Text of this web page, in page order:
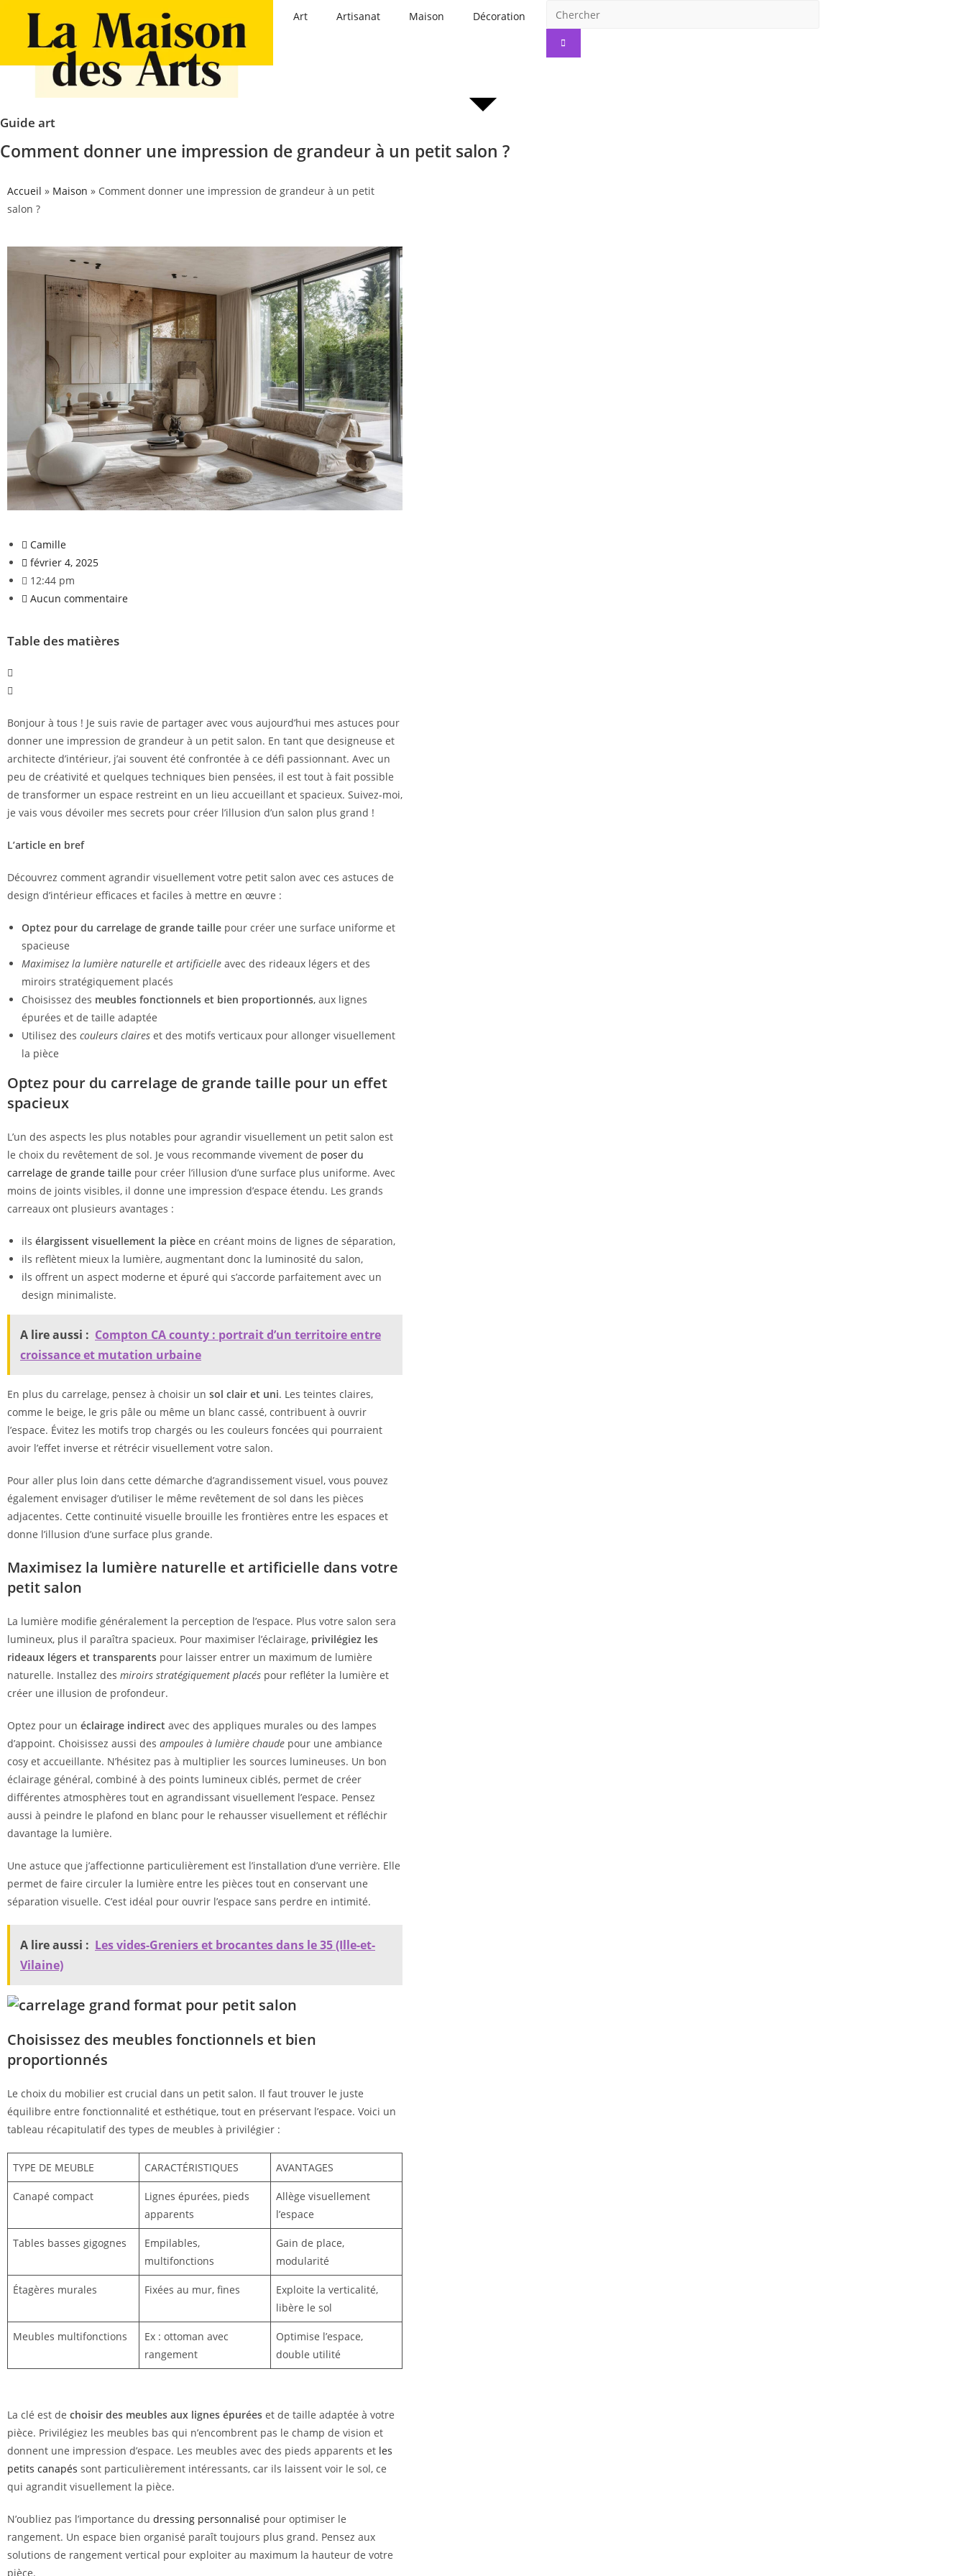
Art Artisanat Maison Décoration
Guide art
Comment donner une impression de grandeur à un petit salon ?
Accueil » Maison » Comment donner une impression de grandeur à un petit
salon ?
Camille
février 4, 2025
12:44 pm
Aucun commentaire
Table des matières
Bonjour à tous ! Je suis ravie de partager avec vous aujourd’hui mes astuces pour
donner une impression de grandeur à un petit salon. En tant que designeuse et
architecte d’intérieur, j’ai souvent été confrontée à ce défi passionnant. Avec un
peu de créativité et quelques techniques bien pensées, il est tout à fait possible
de transformer un espace restreint en un lieu accueillant et spacieux. Suivez-moi,
je vais vous dévoiler mes secrets pour créer l’illusion d’un salon plus grand !
L’article en bref
Découvrez comment agrandir visuellement votre petit salon avec ces astuces de
design d’intérieur efficaces et faciles à mettre en œuvre :
Optez pour du carrelage de grande taille pour créer une surface uniforme et
spacieuse
Maximisez la lumière naturelle et artificielle avec des rideaux légers et des
miroirs stratégiquement placés
Choisissez des meubles fonctionnels et bien proportionnés, aux lignes
épurées et de taille adaptée
Utilisez des couleurs claires et des motifs verticaux pour allonger visuellement
la pièce
Optez pour du carrelage de grande taille pour un effet
spacieux
L’un des aspects les plus notables pour agrandir visuellement un petit salon est
le choix du revêtement de sol. Je vous recommande vivement de poser du
carrelage de grande taille pour créer l’illusion d’une surface plus uniforme. Avec
moins de joints visibles, il donne une impression d’espace étendu. Les grands
carreaux ont plusieurs avantages :
ils élargissent visuellement la pièce en créant moins de lignes de séparation,
ils reflètent mieux la lumière, augmentant donc la luminosité du salon,
ils offrent un aspect moderne et épuré qui s’accorde parfaitement avec un
design minimaliste.
A lire aussi : Compton CA county : portrait d’un territoire entre
croissance et mutation urbaine
En plus du carrelage, pensez à choisir un sol clair et uni. Les teintes claires,
comme le beige, le gris pâle ou même un blanc cassé, contribuent à ouvrir
l’espace. Évitez les motifs trop chargés ou les couleurs foncées qui pourraient
avoir l’effet inverse et rétrécir visuellement votre salon.
Pour aller plus loin dans cette démarche d’agrandissement visuel, vous pouvez
également envisager d’utiliser le même revêtement de sol dans les pièces
adjacentes. Cette continuité visuelle brouille les frontières entre les espaces et
donne l’illusion d’une surface plus grande.
Maximisez la lumière naturelle et artificielle dans votre
petit salon
La lumière modifie généralement la perception de l’espace. Plus votre salon sera
lumineux, plus il paraîtra spacieux. Pour maximiser l’éclairage, privilégiez les
rideaux légers et transparents pour laisser entrer un maximum de lumière
naturelle. Installez des miroirs stratégiquement placés pour refléter la lumière et
créer une illusion de profondeur.
Optez pour un éclairage indirect avec des appliques murales ou des lampes
d’appoint. Choisissez aussi des ampoules à lumière chaude pour une ambiance
cosy et accueillante. N’hésitez pas à multiplier les sources lumineuses. Un bon
éclairage général, combiné à des points lumineux ciblés, permet de créer
différentes atmosphères tout en agrandissant visuellement l’espace. Pensez
aussi à peindre le plafond en blanc pour le rehausser visuellement et réfléchir
davantage la lumière.
Une astuce que j’affectionne particulièrement est l’installation d’une verrière. Elle
permet de faire circuler la lumière entre les pièces tout en conservant une
séparation visuelle. C’est idéal pour ouvrir l’espace sans perdre en intimité.
A lire aussi : Les vides-Greniers et brocantes dans le 35 (Ille-et-
Vilaine)
Choisissez des meubles fonctionnels et bien
proportionnés
Le choix du mobilier est crucial dans un petit salon. Il faut trouver le juste
équilibre entre fonctionnalité et esthétique, tout en préservant l’espace. Voici un
tableau récapitulatif des types de meubles à privilégier :
TYPE DE MEUBLE CARACTÉRISTIQUES AVANTAGES
Canapé compact
Lignes épurées, pieds
apparents
Allège visuellement
l’espace
Tables basses gigognes
Empilables,
multifonctions
Gain de place,
modularité
Étagères murales Fixées au mur, fines
Exploite la verticalité,
libère le sol
Meubles multifonctions
Ex : ottoman avec
rangement
Optimise l’espace,
double utilité
La clé est de choisir des meubles aux lignes épurées et de taille adaptée à votre
pièce. Privilégiez les meubles bas qui n’encombrent pas le champ de vision et
donnent une impression d’espace. Les meubles avec des pieds apparents et les
petits canapés sont particulièrement intéressants, car ils laissent voir le sol, ce
qui agrandit visuellement la pièce.
N’oubliez pas l’importance du dressing personnalisé pour optimiser le
rangement. Un espace bien organisé paraît toujours plus grand. Pensez aux
solutions de rangement vertical pour exploiter au maximum la hauteur de votre
pièce.